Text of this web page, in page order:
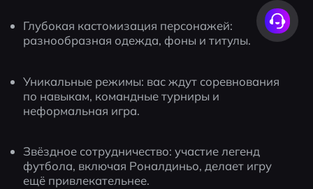
Глубокая кастомизация персонажей:
разнообразная одежда, фоны и титулы.
Уникальные режимы: вас ждут соревнования
по навыкам, командные турниры и
неформальная игра.
Звёздное сотрудничество: участие легенд
футбола, включая Роналдиньо, делает игру
ещё привлекательнее.